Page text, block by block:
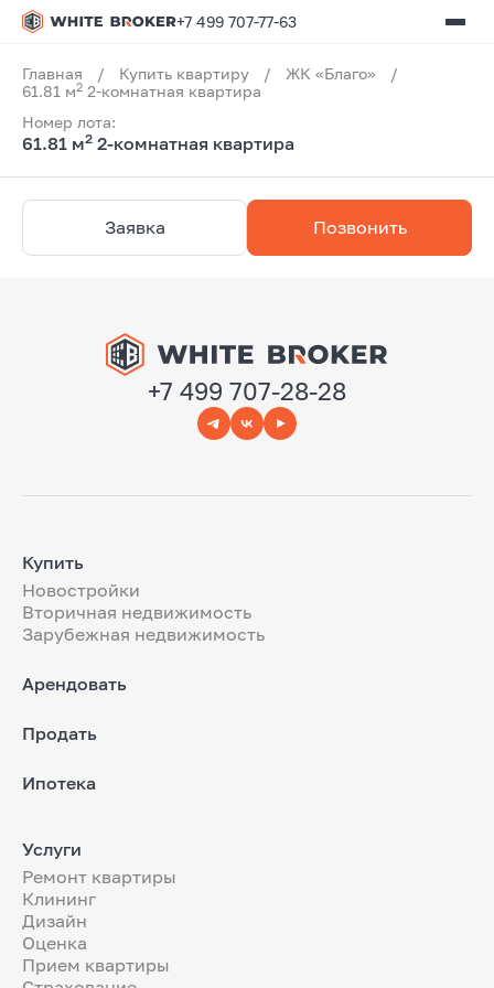
+7 499 707-77-63
Главная / Купить квартиру / ЖК «Благо»
/
61.81 м2 2-комнатная квартира
Номер лота:
61.81 м2 2-комнатная квартира
Заявка Позвонить
+7 499 707-28-28
Купить
Новостройки
Вторичная недвижимость
Зарубежная недвижимость
Арендовать
Продать
Ипотека
Услуги
Ремонт квартиры
Клининг
Дизайн
Оценка
Прием квартиры